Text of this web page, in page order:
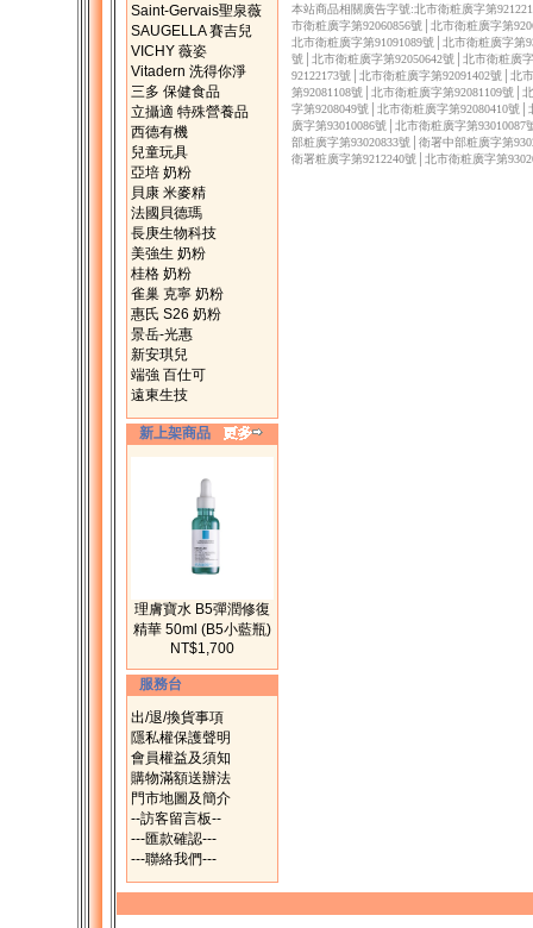
Saint-Gervais聖泉薇
SAUGELLA 賽吉兒
VICHY 薇姿
Vitadern 洗得你淨
三多 保健食品
立攝適 特殊營養品
西德有機
兒童玩具
亞培 奶粉
貝康 米麥精
法國貝德瑪
長庚生物科技
美強生 奶粉
桂格 奶粉
雀巢 克寧 奶粉
惠氏 S26 奶粉
景岳-光惠
新安琪兒
端強 百仕可
遠東生技
新上架商品
理膚寶水 B5彈潤修復
精華 50ml (B5小藍瓶)
NT$1,700
服務台
出/退/換貨事項
隱私權保護聲明
會員權益及須知
購物滿額送辦法
門市地圖及簡介
--訪客留言板--
---匯款確認---
---聯絡我們---
本站商品相關廣告字號:北市衛粧廣字第
市衛粧廣字第92060856號│北市衛粧廣字第
北市衛粧廣字第91091089號│北市衛粧廣字第
號│北市衛粧廣字第92050642號│北市衛粧廣
92122173號│北市衛粧廣字第92091402號│北
第92081108號│北市衛粧廣字第92081109號│
字第9208049號│北市衛粧廣字第92080410號
廣字第93010086號│北市衛粧廣字第
部粧廣字第93020833號│衛署中部粧廣字第
衛署粧廣字第9212240號│北市衛粧廣字第